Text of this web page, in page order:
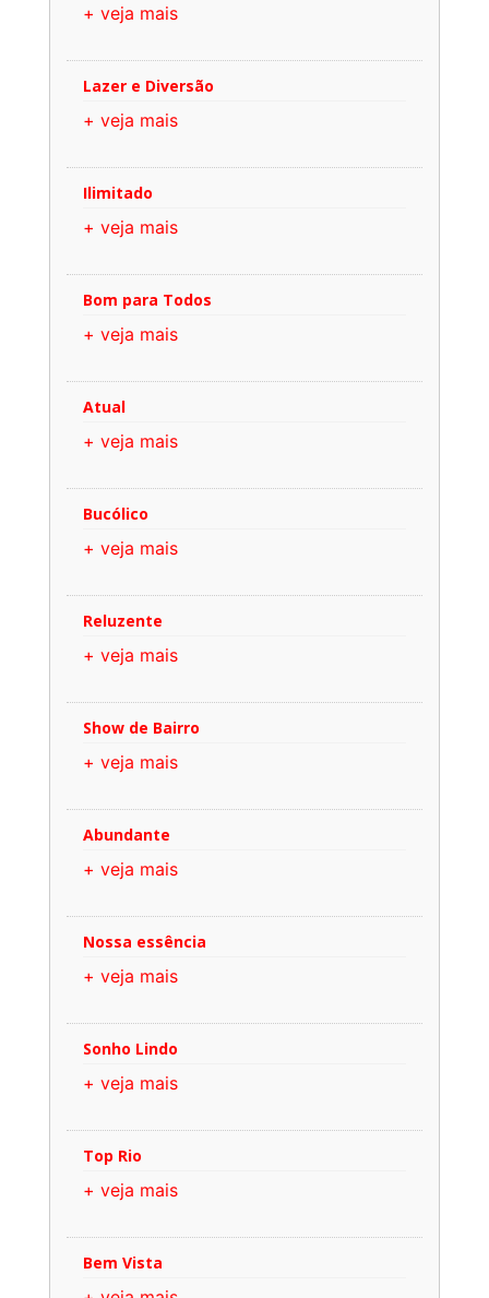
+ veja mais
Lazer e Diversão
+ veja mais
Ilimitado
+ veja mais
Bom para Todos
+ veja mais
Atual
+ veja mais
Bucólico
+ veja mais
Reluzente
+ veja mais
Show de Bairro
+ veja mais
Abundante
+ veja mais
Nossa essência
+ veja mais
Sonho Lindo
+ veja mais
Top Rio
+ veja mais
Bem Vista